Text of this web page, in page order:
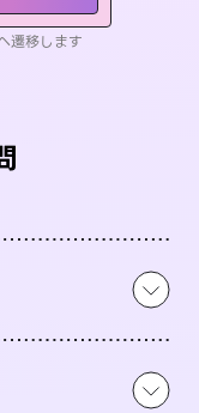
遷移します